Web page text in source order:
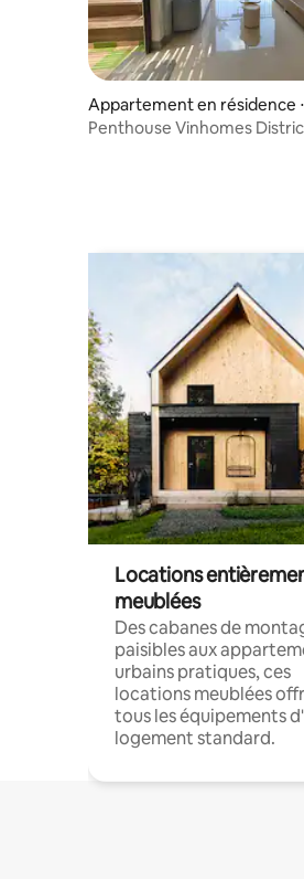
Appartement en résidence
Chi-Minh-Ville
Penthouse Vinhomes
Locations
meublées
Des cabanes de
paisibles aux
urbains pratiques, ces
locations meublées
tous les équipements
logement standard.